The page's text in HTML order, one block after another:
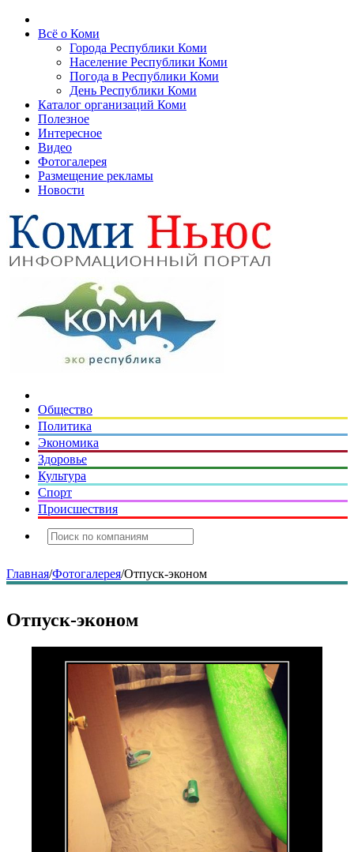
Всё о Коми
Города Республики Коми
Население Республики Коми
Погода в Республики Коми
День Республики Коми
Каталог организаций Коми
Полезное
Интересное
Видео
Фотогалерея
Размещение рекламы
Новости
Общество
Политика
Экономика
Здоровье
Культура
Спорт
Происшествия
Главная/Фотогалерея/Отпуск-эконом
Отпуск-эконом